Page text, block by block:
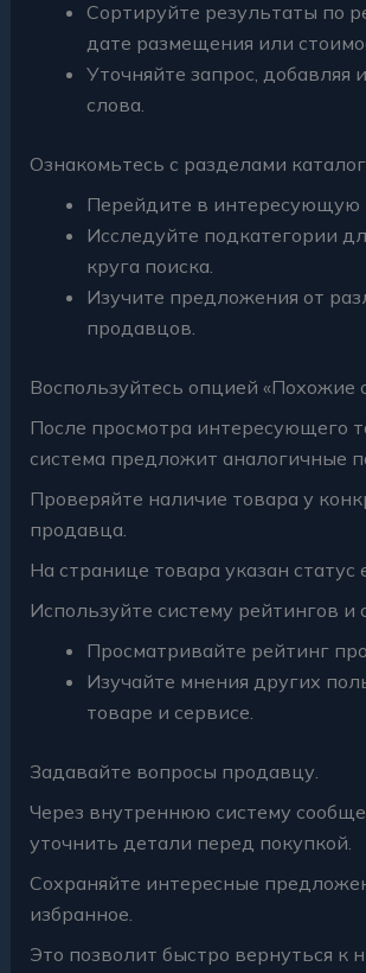
Сортируйте результаты по
дате размещения или
Уточняйте запрос, добавляя
слова.
Ознакомьтесь с разделами
Перейдите в интересующую
Исследуйте подкатегории
круга поиска.
Изучите предложения от
продавцов.
Воспользуйтесь опцией «Похожие
После просмотра интересующего
система предложит аналогичные
Проверяйте наличие товара у
продавца.
На странице товара указан статус
Используйте систему рейтингов и
Просматривайте рейтинг
Изучайте мнения других
товаре и сервисе.
Задавайте вопросы продавцу.
Через внутреннюю систему
уточнить детали перед покупкой.
Сохраняйте интересные
избранное.
Это позволит быстро вернуться к